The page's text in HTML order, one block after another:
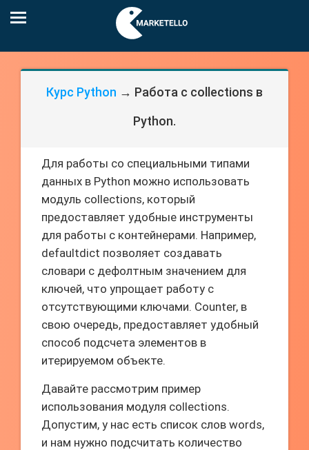
Курс Python → Работа с collections в
Python.
Для работы со специальными типами
данных в Python можно использовать
модуль collections, который
предоставляет удобные инструменты
для работы с контейнерами. Например,
defaultdict позволяет создавать
словари с дефолтным значением для
ключей, что упрощает работу с
отсутствующими ключами. Counter, в
свою очередь, предоставляет удобный
способ подсчета элементов в
итерируемом объекте.
Давайте рассмотрим пример
использования модуля collections.
Допустим, у нас есть список слов words,
и нам нужно подсчитать количество